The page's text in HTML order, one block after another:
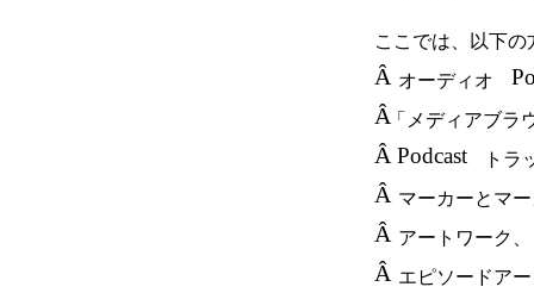
ここでは、以下
Â オーディオ
Â「メディアブラ
Â Podcast トラ
Â マーカーとマ
Â アートワーク、
Â エピソードア